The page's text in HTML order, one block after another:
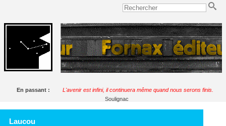
En passant :
L'avenir est infini, il continuera même quand nous serons finis.
Soulignac
Laucou